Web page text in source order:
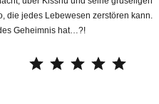
die jedes Lebewesen zerstören kann.
Geheimnis hat…?!
⭐⭐⭐⭐⭐